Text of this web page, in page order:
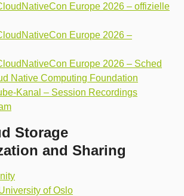
Europe 2026 – offizielle
Europe 2026 –
Europe 2026 – Sched
Native Computing Foundation
Kanal – Session Recordings
Storage
and Sharing
of Oslo